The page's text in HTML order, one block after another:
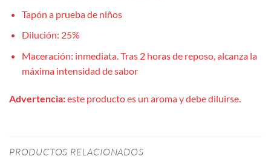
Tapón a prueba de niños
Dilución: 25%
Maceración: inmediata. Tras 2 horas de reposo, alcanza la
máxima intensidad de sabor
Advertencia:este producto es un aroma y debe diluirse.
PRODUCTOS RELACIONADOS